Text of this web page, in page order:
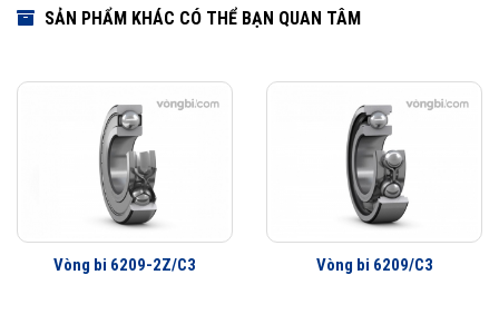
Các kiểu thiết kế và đặc điểm ứng dụng của vòng bi cầu SKF
Các kiểu thiết kế và đặc điểm ứng dụng của vòng bi cầu SKF
SẢN PHẨM KHÁC CÓ THỂ BẠN QUAN TÂM
Vòng bi 6209-2Z/C3 Vòng bi 6209/C3